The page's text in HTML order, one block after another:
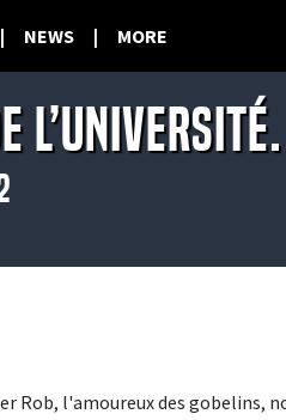
| NEWS | MORE
Rob, l'amoureux des gobelins,